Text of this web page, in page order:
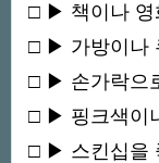
□ ▶ 책이나 영
□ ▶ 가방이나
□ ▶ 손가락으
□ ▶ 핑크색이
□ ▶ 스킨십을